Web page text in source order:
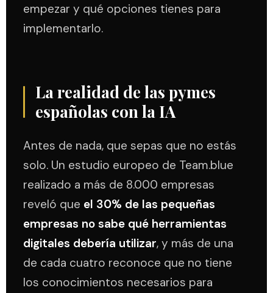
empezar y qué opciones tienes para
implementarlo.
La realidad de las pymes
españolas con la IA
Antes de nada, que sepas que no estás
solo. Un estudio europeo de Team.blue
realizado a más de 8.000 empresas
reveló que el 30% de las pequeñas
empresas no sabe qué herramientas
digitales debería utilizar, y más de una
de cada cuatro reconoce que no tiene
los conocimientos necesarios para